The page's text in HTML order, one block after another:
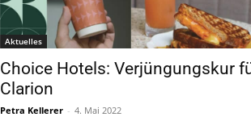
Aktuelles
Choice Hotels: Verjüngungskur
Clarion
Petra Kellerer - 4. Mai 2022